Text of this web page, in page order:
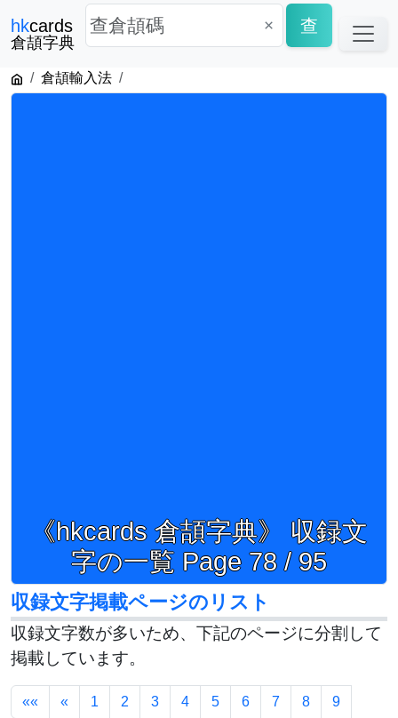
hkcards
倉頡字典
× 查
倉頡輸入法
《hkcards 倉頡字典》 収録文
字の一覧 Page 78 / 95
収録文字掲載ページのリスト
収録文字数が多いため、下記のページに分割して
掲載しています。
«« « 1 2 3 4 5 6 7 8 9